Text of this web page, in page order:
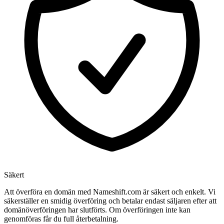
Säkert
Att överföra en domän med Nameshift.com är säkert och enkelt. Vi
säkerställer en smidig överföring och betalar endast säljaren efter att
domänöverföringen har slutförts. Om överföringen inte kan
genomföras får du full återbetalning.